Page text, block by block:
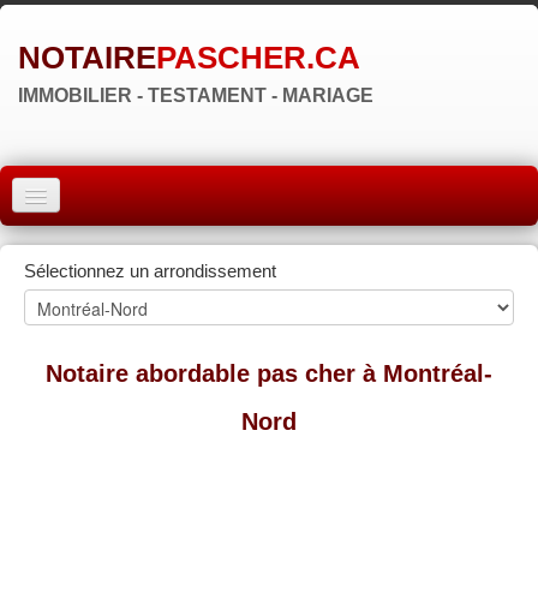
NOTAIREPASCHER.CA
IMMOBILIER - TESTAMENT - MARIAGE
ACCUEIL
MONTRÉAL
QUÉBEC
LAVAL
Sélectionnez un arrondissement
Notaire abordable pas cher à Montréal-
Nord